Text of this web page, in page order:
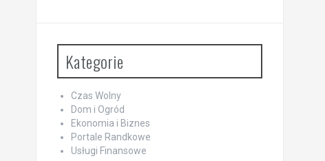
Kategorie
Czas Wolny
Dom i Ogród
Ekonomia i Biznes
Portale Randkowe
Usługi Finansowe